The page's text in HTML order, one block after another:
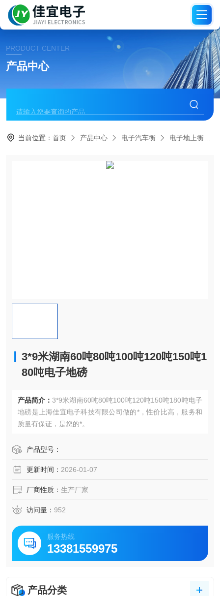
PRODUCT CENTER
产品中心
当前位置：首页 产品中心 电子汽车衡 电子地上衡
3*9米湖南60吨80吨100吨120吨150吨1
80吨电子地磅
产品简介： 3*9米湖南60吨80吨100吨120吨150吨180吨电子
地磅是上海佳宜电子科技有限公司做的*，性价比高，服务和
质量有保证，是您的*。
产品型号：
更新时间： 2026-01-07
厂商性质： 生产厂家
访问量： 952
服务热线
13381559975
产品分类